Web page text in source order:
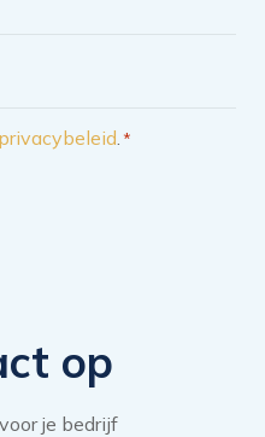
privacybeleid. *
op
je bedrijf